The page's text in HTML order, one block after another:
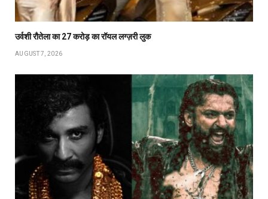
उर्वशी रौतेला का ₹27 करोड़ का रॉयल लग्ज़री लुक
AUGUST 7, 2026